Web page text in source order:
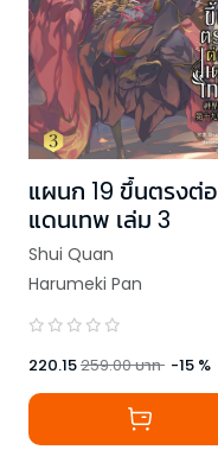
แผนก 19 ขึ้นตรงต่อ
แดนเทพ เล่ม 3
Shui Quan
Harumeki Pan
220.15259.00บาท -15 %